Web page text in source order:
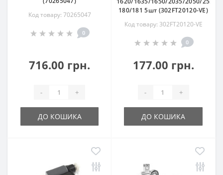
Код товару: 70265047
0
716.00 грн.
- +
ДО КОШИКА
180/181 5шт (302FT20120-VE)
Код товару: 302FT20120-VE
0
177.00 грн.
- +
ДО КОШИКА